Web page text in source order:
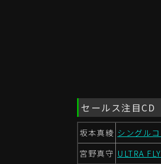
セールス注目CD
坂本真綾 シングル
宮野真守 ULTRA FLY